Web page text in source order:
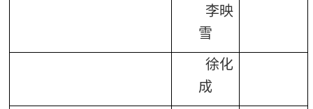
李映
雪
徐化
成